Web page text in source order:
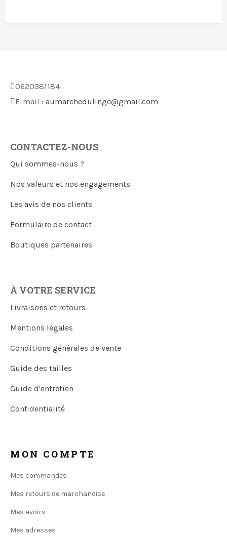
0620381184
E-mail : aumarchedulinge@gmail.com
CONTACTEZ-NOUS
Qui sommes-nous ?
Nos valeurs et nos engagements
Les avis de nos clients
Formulaire de contact
Boutiques partenaires
À VOTRE SERVICE
Livraisons et retours
Mentions légales
Conditions générales de vente
Guide des tailles
Guide d'entretien
Confidentialité
MON COMPTE
Mes commandes
Mes retours de marchandise
Mes avoirs
Mes adresses